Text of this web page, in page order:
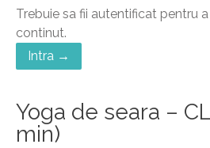
Trebuie sa fii autentificat pentru
continut.
Intra →
Yoga de seara –
min)